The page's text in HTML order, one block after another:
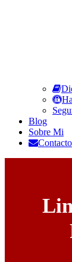
Blog
Sobre Mi
Contacto